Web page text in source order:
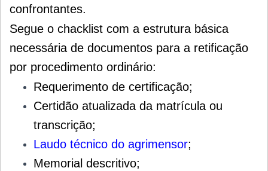
confrontantes.
Segue o chacklist com a estrutura básica
necessária de documentos para a retificação
por procedimento ordinário:
Requerimento de certificação;
Certidão atualizada da matrícula ou
transcrição;
Laudo técnico do agrimensor;
Memorial descritivo;